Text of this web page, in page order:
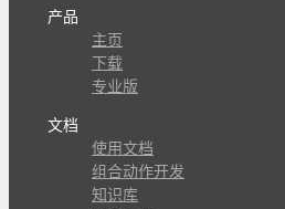
产品
主页
下载
专业版
文档
使用文档
组合动作开发
知识库